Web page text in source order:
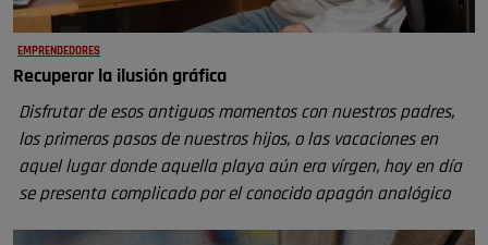
EMPRENDEDORES
Recuperar la ilusión gráfica
Disfrutar de esos antiguos momentos con nuestros padres,
los primeros pasos de nuestros hijos, o las vacaciones en
aquel lugar donde aquella playa aún era vírgen, hoy en día
se presenta complicado por el conocido apagón analógico